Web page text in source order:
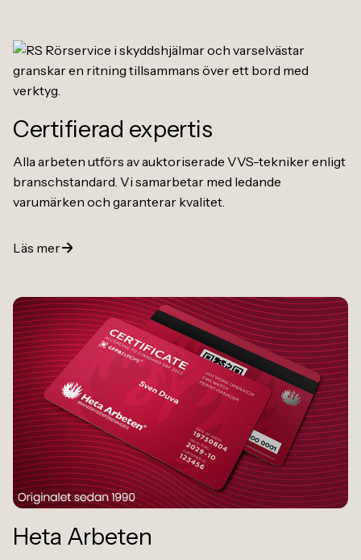
Certifierad expertis
Alla arbeten utförs av auktoriserade VVS-tekniker enligt
branschstandard. Vi samarbetar med ledande
varumärken och garanterar kvalitet.
Läs mer
Heta Arbeten